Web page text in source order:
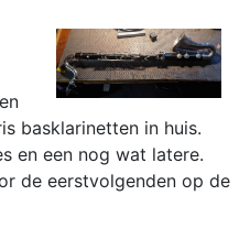
basklarinetten in huis.
en een nog wat latere.
de eerstvolgenden op de